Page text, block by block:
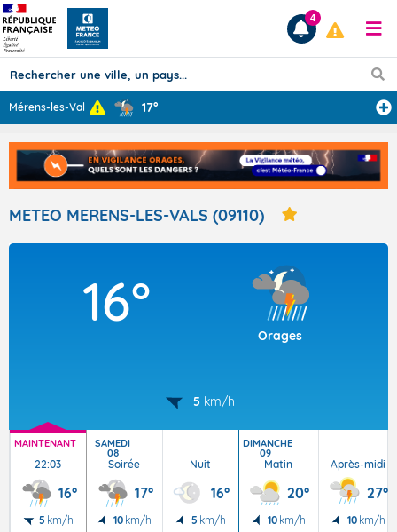
Prévisions
TOUS LES RÉSULTATS
Articles
4
Mérens-les-Vals ... 17°
METEO MERENS-LES-VALS (09110)
16°
Orages
5 km/h
MAINTENANT
22:03
16°
5 km/h
SAMEDI
08
Soirée
17°
10 km/h
Nuit
16°
5 km/h
DIMANCHE
09
Matin
20°
10 km/h
Après-midi
27°
10 km/h